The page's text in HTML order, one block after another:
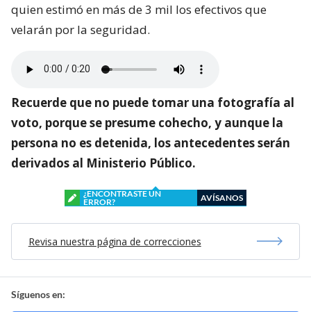
quien estimó en más de 3 mil los efectivos que
velarán por la seguridad.
Recuerde que no puede tomar una fotografía al
voto, porque se presume cohecho, y aunque la
persona no es detenida, los antecedentes serán
derivados al Ministerio Público.
¿ENCONTRASTE UN
ERROR?
AVÍSANOS
Revisa nuestra página de correcciones
Síguenos en: